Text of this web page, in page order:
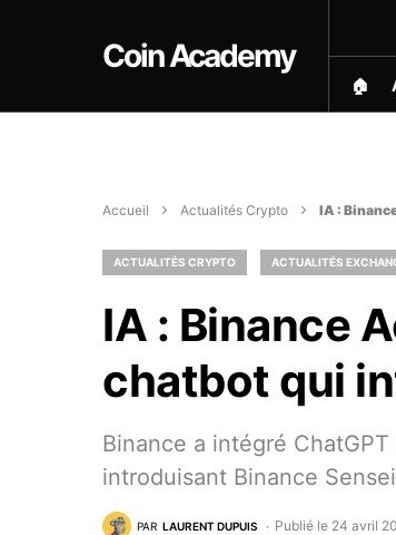
Coin Academy
🏠︎
Accueil Actualités Crypto IA :
ACTUALITÉS CRYPTO ACTUALITÉS
IA : Binance
chatbot qui
Binance a intégré
introduisant Binance
PAR LAURENT DUPUIS Publié le 24 avril